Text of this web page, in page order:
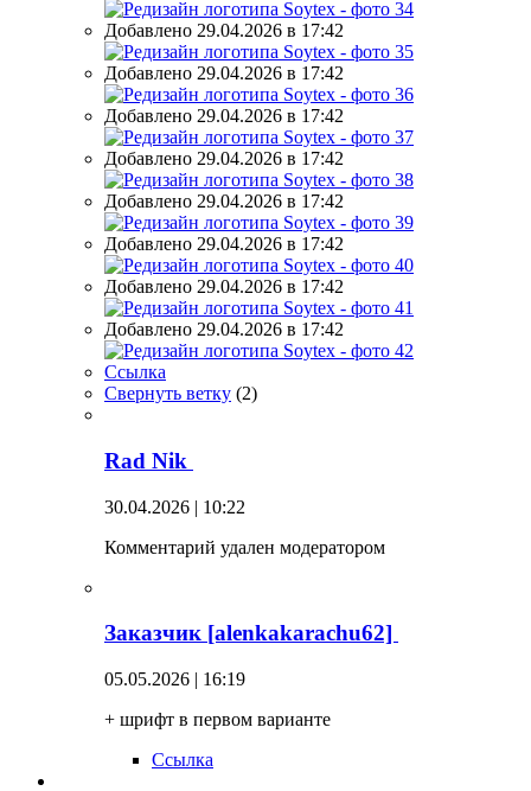
Добавлено 29.04.2026 в 17:42
Добавлено 29.04.2026 в 17:42
Добавлено 29.04.2026 в 17:42
Добавлено 29.04.2026 в 17:42
Добавлено 29.04.2026 в 17:42
Добавлено 29.04.2026 в 17:42
Добавлено 29.04.2026 в 17:42
Добавлено 29.04.2026 в 17:42
Ссылка
Свернуть ветку (2)
Rad Nik
30.04.2026 | 10:22
Комментарий удален модератором
Заказчик [alenkakarachu62]
05.05.2026 | 16:19
+ шрифт в первом варианте
Ссылка